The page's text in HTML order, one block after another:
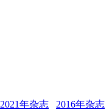
2021年杂志 2016年杂志